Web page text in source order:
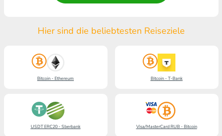
Hier sind die beliebtesten Reiseziele
Bitcoin - Ethereum Bitcoin - T-Bank
USDT ERC20 - Sberbank Visa/MasterCard RUB - Bitcoin